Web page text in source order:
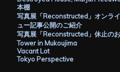
本棚
写真展「Reconstructed」オンラ
ュー記事公開のご紹介
写真展「Reconstructed」休止の
Tower in Mukoujima
Vacant Lot
Tokyo Perspective